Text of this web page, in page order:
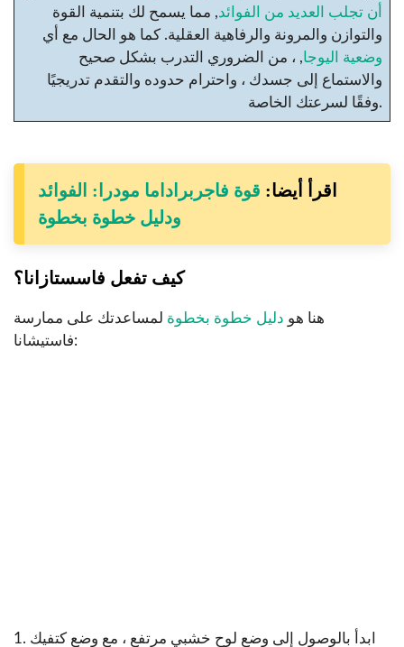
أن تجلب العديد من الفوائد, مما يسمح لك بتنمية القوة
والتوازن والمرونة والرفاهية العقلية. كما هو الحال مع أي
وضعية اليوجا, ، من الضروري التدرب بشكل صحيح
والاستماع إلى جسدك ، واحترام حدوده والتقدم تدريجيًا
وفقًا لسرعتك الخاصة.
اقرأ أيضا: قوة فاجربراداما مودرا: الفوائد
ودليل خطوة بخطوة
كيف تفعل فاسستازانا؟
هنا هو دليل خطوة بخطوة لمساعدتك على ممارسة
فاستيشانا:
1. ابدأ بالوصول إلى وضع لوح خشبي مرتفع ، مع وضع كتفيك